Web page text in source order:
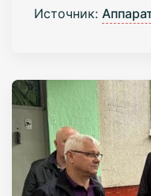
Источник: